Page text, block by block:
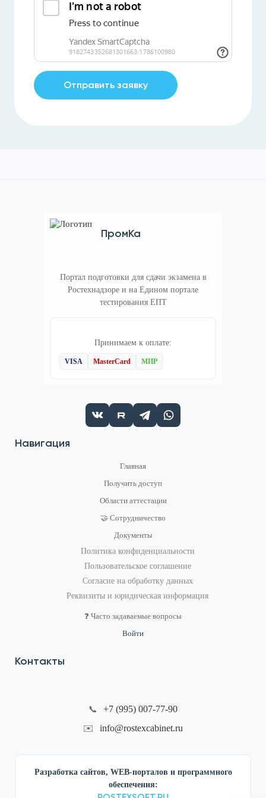
Отправить заявку
ПромКа
Портал подготовки для сдачи экзамена в
Ростехнадзоре и на Едином портале
тестирования ЕПТ
Принимаем к оплате:
VISA MasterCard МИР
Навигация
Главная
Получить доступ
Области аттестации
🤝 Сотрудничество
Документы
Политика конфиденциальности
Пользовательское соглашение
Согласие на обработку данных
Реквизиты и юридическая информация
❓ Часто задаваемые вопросы
Войти
Контакты
📞 +7 (995) 007-77-90
✉️ info@rostexcabinet.ru
Разработка сайтов, WEB-порталов и программного
обеспечения: